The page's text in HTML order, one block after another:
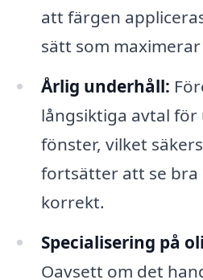
att färgen
sätt som
Årlig underhåll:
långsiktiga avtal för
fönster, vilket
fortsätter att se
korrekt.
Specialisering på
Oavsett om det